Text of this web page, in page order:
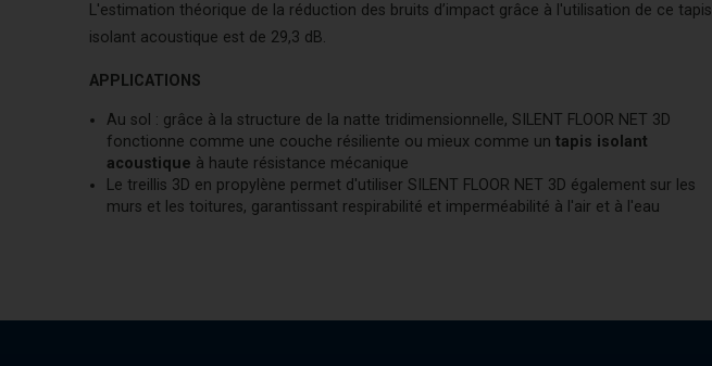
L'estimation théorique de la réduction des bruits d’impact grâce à l'utilisation de ce tapis
isolant acoustique est de 29,3 dB.
APPLICATIONS
Au sol : grâce à la structure de la natte tridimensionnelle, SILENT FLOOR NET 3D
fonctionne comme une couche résiliente ou mieux comme untapis isolant
acoustique à haute résistance mécanique
Le treillis 3D en propylène permet d'utiliser SILENT FLOOR NET 3D également sur les
murs et les toitures, garantissant respirabilité et imperméabilité à l'air et à l'eau